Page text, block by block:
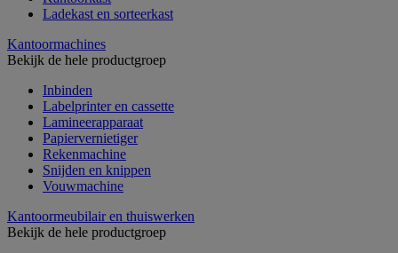
Ladekast en sorteerkast
Kantoormachines
Bekijk de hele productgroep
Inbinden
Labelprinter en cassette
Lamineerapparaat
Papiervernietiger
Rekenmachine
Snijden en knippen
Vouwmachine
Kantoormeubilair en thuiswerken
Bekijk de hele productgroep